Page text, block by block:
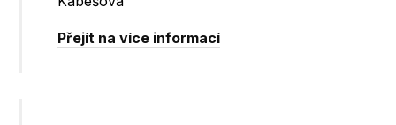
Přejít na více informací